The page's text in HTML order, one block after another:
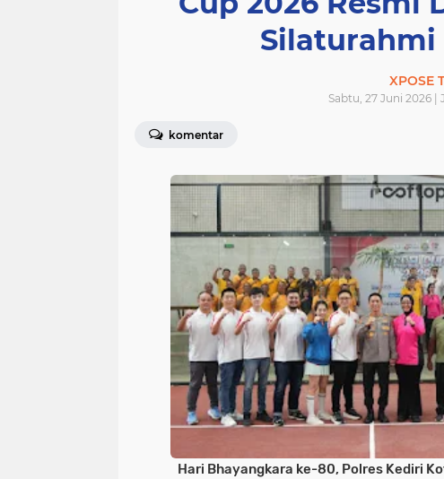
Silaturahmi
XPOSE
Sabtu, 27 Juni 2026 |
komentar
Hari Bhayangkara ke-80, Polres Kediri